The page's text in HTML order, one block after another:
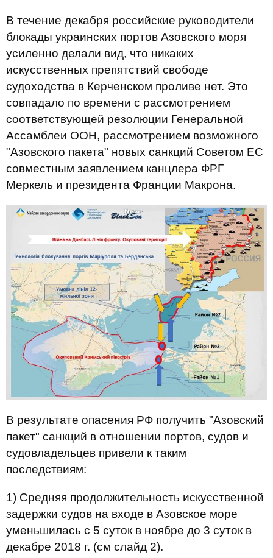
В течение декабря российские руководители
блокады украинских портов Азовского моря
усиленно делали вид, что никаких
искусственных препятствий свободе
судоходства в Керченском проливе нет. Это
совпадало по времени с рассмотрением
соответствующей резолюции Генеральной
Ассамблеи ООН, рассмотрением возможного
"Азовского пакета" новых санкций Советом ЕС
совместным заявлением канцлера ФРГ
Меркель и президента Франции Макрона.
В результате опасения РФ получить "Азовский
пакет" санкций в отношении портов, судов и
судовладельцев привели к таким
последствиям:
1) Средняя продолжительность искусственной
задержки судов на входе в Азовское море
уменьшилась с 5 суток в ноябре до 3 суток в
декабре 2018 г. (см слайд 2).